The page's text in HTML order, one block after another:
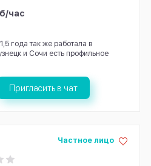
час
года так же работала в
и Сочи есть профильное
Пригласить в чат
Частное лицо